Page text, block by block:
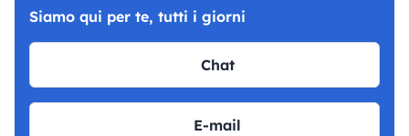
Siamo qui per te, tutti i giorni
Chat
E-mail